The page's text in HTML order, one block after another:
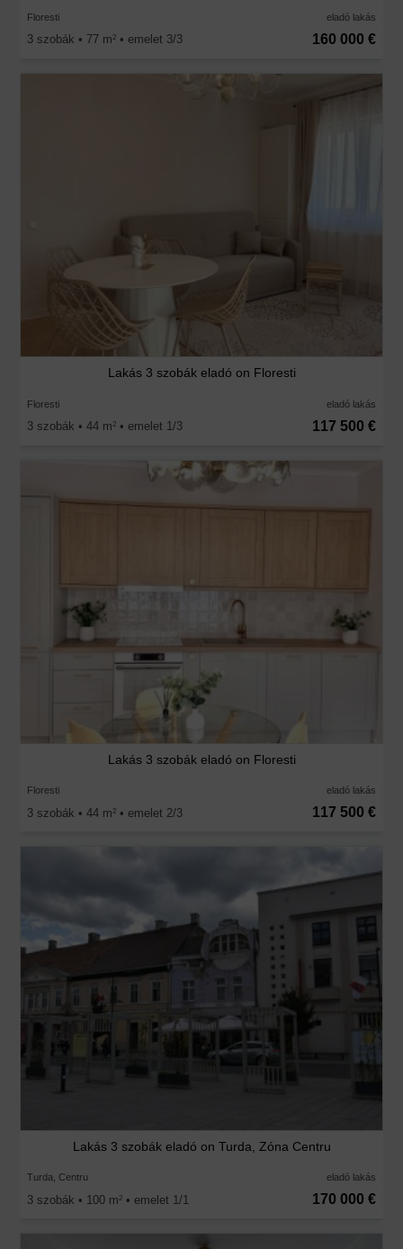
Floresti eladó lakás
3 szobák • 77 m2 • emelet 3/3 160 000 €
Lakás 3 szobák eladó on Floresti
Floresti eladó lakás
3 szobák • 44 m2 • emelet 1/3 117 500 €
Lakás 3 szobák eladó on Floresti
Floresti eladó lakás
3 szobák • 44 m2 • emelet 2/3 117 500 €
Lakás 3 szobák eladó on Turda, Zóna Centru
Turda, Centru eladó lakás
3 szobák • 100 m2 • emelet 1/1 170 000 €